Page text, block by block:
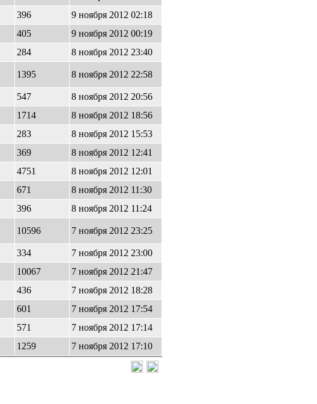
396
9 ноября 2012 02:18
405
9 ноября 2012 00:19
284
8 ноября 2012 23:40
1395 8 ноября 2012 22:58
547
8 ноября 2012 20:56
1714
8 ноября 2012 18:56
283
8 ноября 2012 15:53
369
8 ноября 2012 12:41
4751
8 ноября 2012 12:01
671
8 ноября 2012 11:30
396
8 ноября 2012 11:24
10596 7 ноября 2012 23:25
334
7 ноября 2012 23:00
10067
7 ноября 2012 21:47
436
7 ноября 2012 18:28
601
7 ноября 2012 17:54
571
7 ноября 2012 17:14
1259
7 ноября 2012 17:10